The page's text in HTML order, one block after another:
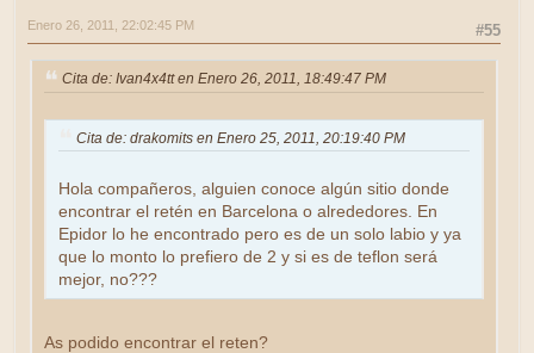
#55
Enero 26, 2011, 22:02:45 PM
Cita de: Ivan4x4tt en Enero 26, 2011, 18:49:47 PM
Cita de: drakomits en Enero 25, 2011, 20:19:40 PM
Hola compañeros, alguien conoce algún sitio donde
encontrar el retén en Barcelona o alrededores. En
Epidor lo he encontrado pero es de un solo labio y ya
que lo monto lo prefiero de 2 y si es de teflon será
mejor, no???
As podido encontrar el reten?